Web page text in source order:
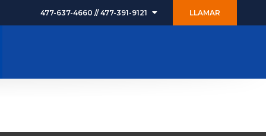
477-637-4660 // 477-391-9121 LLAMAR